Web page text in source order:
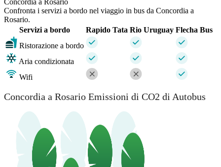
Confronta i servizi a bordo nel viaggio in bus da Concordia a
Rosario.
Servizi a bordo
Rapido Tata Rio Uruguay Flecha Bus
Ristorazione a bordo
Aria condizionata
Wifi
Concordia a Rosario Emissioni di CO2 di Autobus